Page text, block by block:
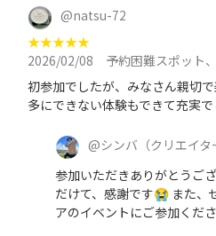
@natsu-72
★★★★★
2026/02/08
予約困難スポット、ついに潜入成功
初参加でしたが、みなさん親切
多にできない体験もできて充実で
@シンバ （クリエイタ
参加いただきありがとうご
だけて、感謝です😭 また、
アのイベントにご参加くだ